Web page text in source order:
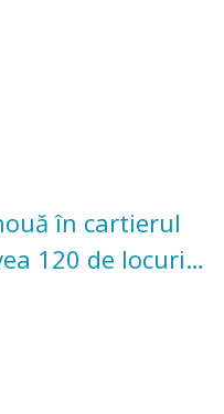
an
în cartierul
120 de locuri